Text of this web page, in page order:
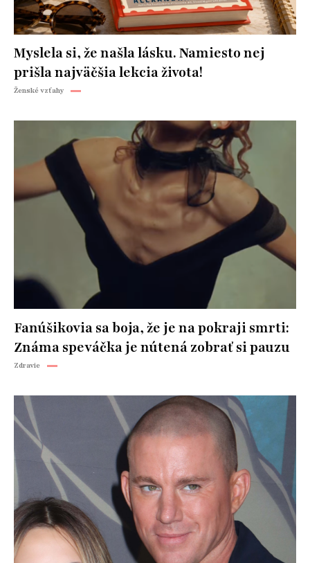
Myslela si, že našla lásku. Namiesto nej
prišla najväčšia lekcia života!
Ženské vzťahy
Fanúšikovia sa boja, že je na pokraji smrti:
Známa speváčka je nútená zobrať si pauzu
Zdravie